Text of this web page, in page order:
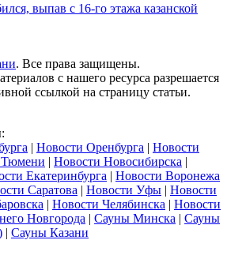
выпав с 16-го этажа казанской
. Все права защищены.
с нашего ресурса разрешается
ссылкой на страницу статьи.
| Новости Оренбурга | Новости
| Новости Новосибирска |
Екатеринбурга | Новости Воронежа
Саратова | Новости Уфы | Новости
| Новости Челябинска | Новости
Новгорода | Сауны Минска | Сауны
| Сауны Казани